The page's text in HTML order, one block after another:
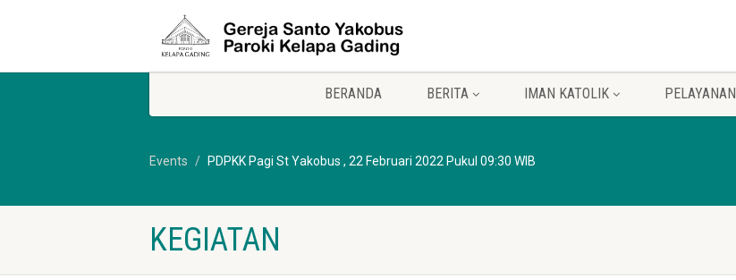
BERANDA BERITA IMAN KATOLIK PELAYANAN
Events PDPKK Pagi St Yakobus , 22 Februari 2022 Pukul 09:30 WIB
KEGIATAN